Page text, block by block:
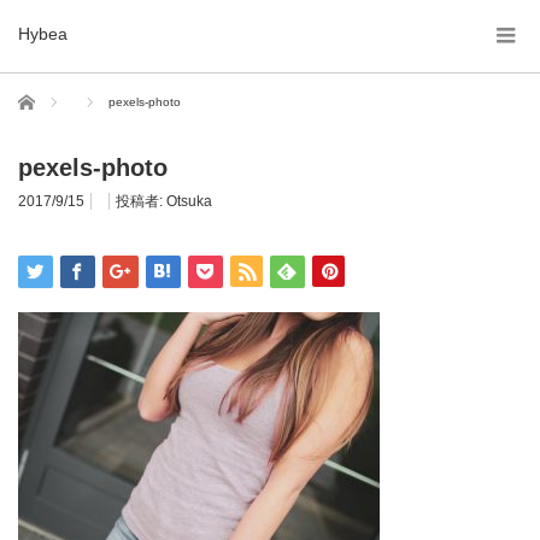
Hybea
ホーム pexels-photo
pexels-photo
2017/9/15 投稿者: Otsuka